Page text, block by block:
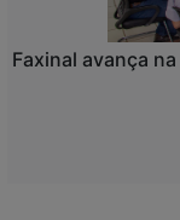
Faxinal avança